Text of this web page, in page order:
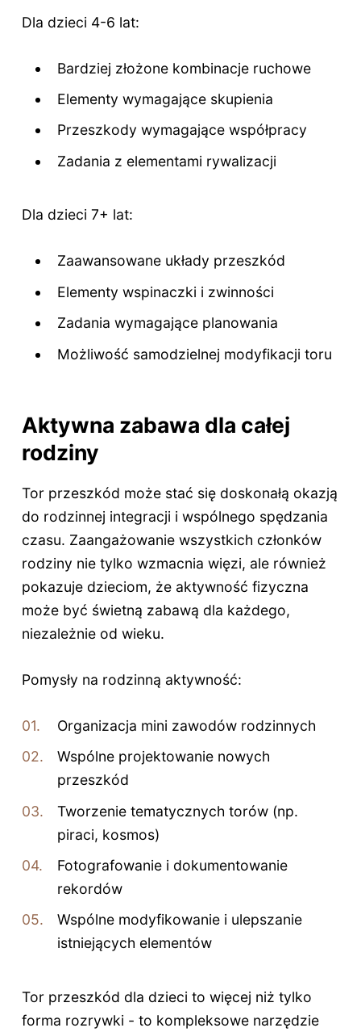
Dla dzieci 4-6 lat:
Bardziej złożone kombinacje ruchowe
Elementy wymagające skupienia
Przeszkody wymagające współpracy
Zadania z elementami rywalizacji
Dla dzieci 7+ lat:
Zaawansowane układy przeszkód
Elementy wspinaczki i zwinności
Zadania wymagające planowania
Możliwość samodzielnej modyfikacji toru
Aktywna zabawa dla całej
rodziny
Tor przeszkód może stać się doskonałą okazją
do rodzinnej integracji i wspólnego spędzania
czasu. Zaangażowanie wszystkich członków
rodziny nie tylko wzmacnia więzi, ale również
pokazuje dzieciom, że aktywność fizyczna
może być świetną zabawą dla każdego,
niezależnie od wieku.
Pomysły na rodzinną aktywność:
Organizacja mini zawodów rodzinnych
Wspólne projektowanie nowych
przeszkód
Tworzenie tematycznych torów (np.
piraci, kosmos)
Fotografowanie i dokumentowanie
rekordów
Wspólne modyfikowanie i ulepszanie
istniejących elementów
Tor przeszkód dla dzieci to więcej niż tylko
forma rozrywki - to kompleksowe narzędzie